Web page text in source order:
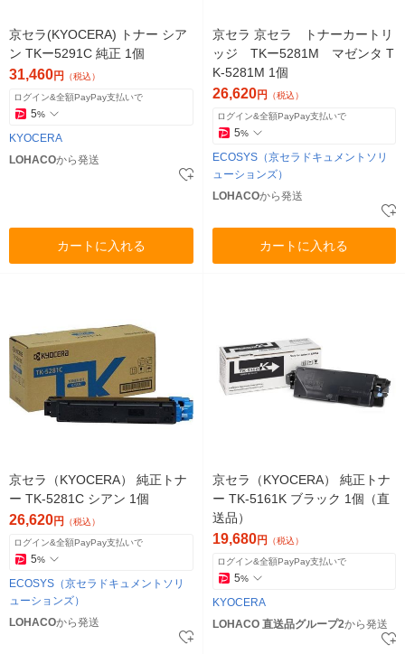
京セラ(KYOCERA) トナー シア
ン TKー5291C 純正 1個
31,460円 （税込）
ログイン&全額PayPay支払いで
5%
KYOCERA
LOHACOから発送
カートに入れる
京セラ 京セラ トナーカートリ
ッジ TKー5281M マゼンタ T
K-5281M 1個
26,620円 （税込）
ログイン&全額PayPay支払いで
5%
ECOSYS（京セラドキュメントソリ
ューションズ）
LOHACOから発送
カートに入れる
京セラ（KYOCERA） 純正トナ
ー TK-5281C シアン 1個
26,620円 （税込）
ログイン&全額PayPay支払いで
5%
ECOSYS（京セラドキュメントソリ
ューションズ）
LOHACOから発送
京セラ（KYOCERA） 純正トナ
ー TK-5161K ブラック 1個（直
送品）
19,680円 （税込）
ログイン&全額PayPay支払いで
5%
KYOCERA
LOHACO 直送品グループ2から発送